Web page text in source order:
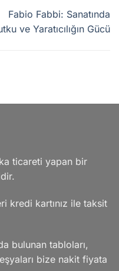
Fabio Fabbi: Sanatında
ve Yaratıcılığın Gücü
ticareti yapan bir
kredi kartınız ile taksit
bulunan tabloları,
bize nakit fiyata